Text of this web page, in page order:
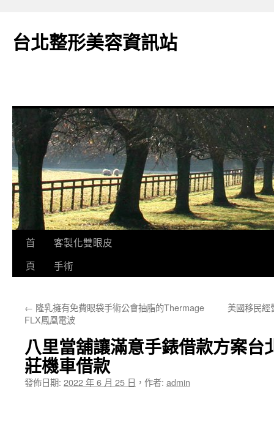
台北整形美容資訊站
跳
要
容
首
頁
客製化雙眼皮
手術
← 隆乳擁有免費眼袋手術公會抽脂的Thermage
FLX鳳凰電波
美國移民經
八里當舖讓滿意手錶借款方案台
莊機車借款
發佈日期: 2022 年 6 月 25 日 ， 作者: admin